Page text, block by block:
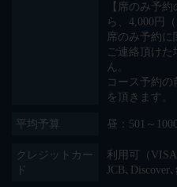
【席のみ予
ら、4,000円
席のみ予約
ご連絡頂け
ん。
コース予約
を頂きます。
平均予算 昼：501～
クレジットカー
ド
利用可（
JCB､Discover､